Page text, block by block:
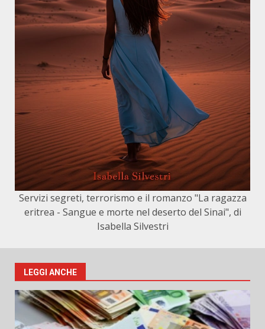
Servizi segreti, terrorismo e il romanzo "La ragazza
eritrea - Sangue e morte nel deserto del Sinai", di
Isabella Silvestri
LEGGI ANCHE